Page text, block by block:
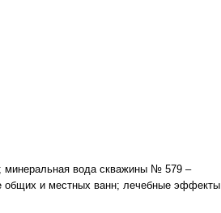
Казани
минеральная вода скважины № 579 –
общих и местных ванн; лечебные эффекты